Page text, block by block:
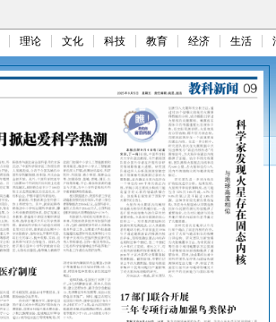
理论 文化 科技 教育 经济 生活